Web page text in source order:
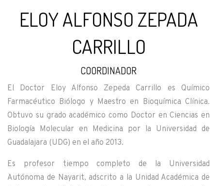
ELOY ALFONSO ZEPADA
CARRILLO
COORDINADOR
El Doctor Eloy Alfonso Zepeda Carrillo es Químico
Farmacéutico Biólogo y Maestro en Bioquímica Clínica.
Obtuvo su grado académico como Doctor en Ciencias en
Biología Molecular en Medicina por la Universidad de
Guadalajara (UDG) en el año 2013.
Es profesor tiempo completo de la Universidad
Autónoma de Nayarit, adscrito a la Unidad Académica de